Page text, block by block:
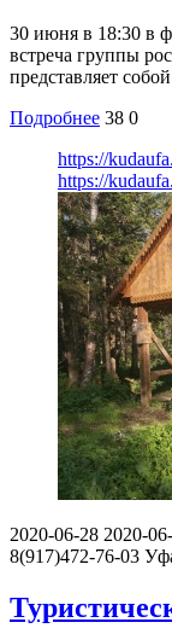
30 июня в 18:30 в
встреча группы
представляет
Подробнее 38 0
https://
https://
2020-06-28 2020-
8(917)472-76-03